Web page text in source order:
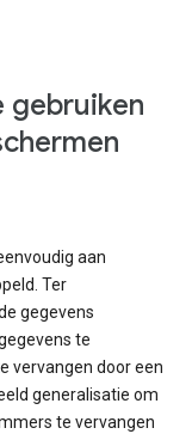
gebruiken
aan
Ter
gegevens
te
vervangen door een
generalisatie om
te vervangen